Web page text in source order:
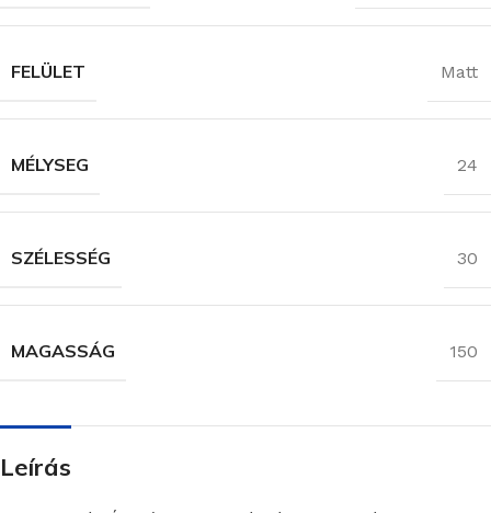
FELÜLET Matt
MÉLYSEG 24
SZÉLESSÉG 30
MAGASSÁG 150
Leírás